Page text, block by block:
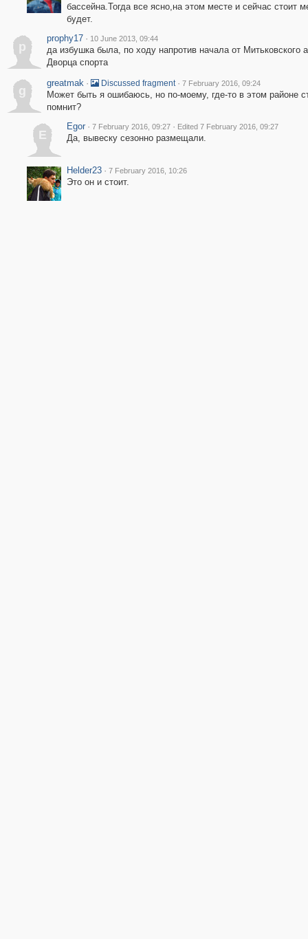
бассейна.Тогда все ясно,на этом месте и сейчас стоит
будет.
p
prophy17 · 10 June 2013, 09:44
да избушка была, по ходу напротив начала от
Дворца спорта
g
greatmak · Discussed fragment · 7 February 2016, 09:24
Может быть я ошибаюсь, но по-моему, где-то в этом районе
помнит?
E
Egor · 7 February 2016, 09:27 · Edited 7 February 2016, 09:27
Да, вывеску сезонно размещали.
Helder23 · 7 February 2016, 10:26
Это он и стоит.